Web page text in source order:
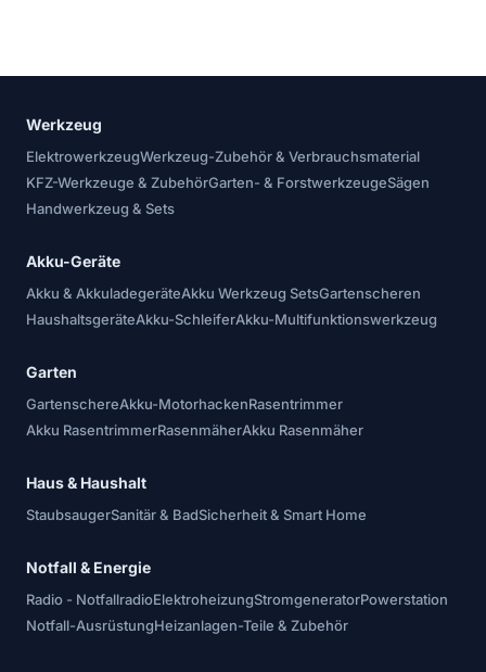
Werkzeug
ElektrowerkzeugWerkzeug-Zubehör & Verbrauchsmaterial
KFZ-Werkzeuge & ZubehörGarten- & ForstwerkzeugeSägen
Handwerkzeug & Sets
Akku-Geräte
Akku & AkkuladegeräteAkku Werkzeug SetsGartenscheren
HaushaltsgeräteAkku-SchleiferAkku-Multifunktionswerkzeug
Garten
GartenschereAkku-MotorhackenRasentrimmer
Akku RasentrimmerRasenmäherAkku Rasenmäher
Haus & Haushalt
StaubsaugerSanitär & BadSicherheit & Smart Home
Notfall & Energie
Radio - NotfallradioElektroheizungStromgeneratorPowerstation
Notfall-AusrüstungHeizanlagen-Teile & Zubehör